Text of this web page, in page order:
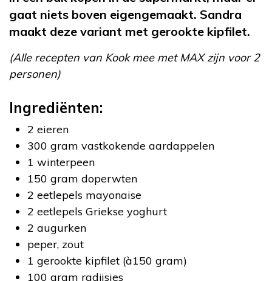
gaat niets boven eigengemaakt. Sandra
maakt deze variant met gerookte kipfilet.
(Alle recepten van Kook mee met MAX zijn voor 2
personen)
Ingrediënten:
2 eieren
300 gram vastkokende aardappelen
1 winterpeen
150 gram doperwten
2 eetlepels mayonaise
2 eetlepels Griekse yoghurt
2 augurken
peper, zout
1 gerookte kipfilet (à150 gram)
100 gram radijsjes